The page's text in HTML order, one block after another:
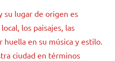
su lugar de origen es
los paisajes, las
en su música y estilo.
ciudad en términos